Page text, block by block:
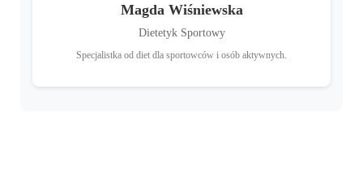
Magda Wiśniewska
Dietetyk Sportowy
Specjalistka od diet dla sportowców i osób aktywnych.